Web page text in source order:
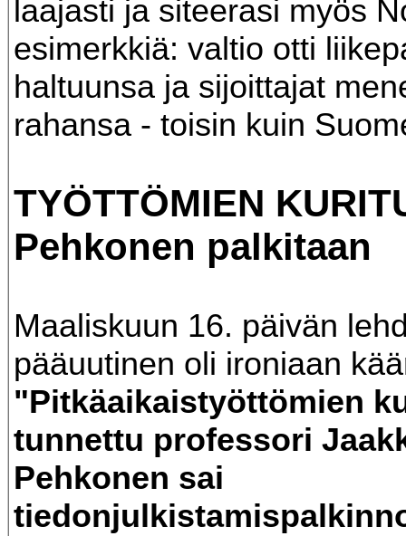
laajasti ja siteerasi myös
esimerkkiä: valtio otti
haltuunsa ja sijoittajat
rahansa - toisin kuin
TYÖTTÖMIEN
Pehkonen palkitaan
Maaliskuun 16. päivän
pääuutinen oli ironiaan
"Pitkäaikaistyöttömien
tunnettu professori
Pehkonen sai